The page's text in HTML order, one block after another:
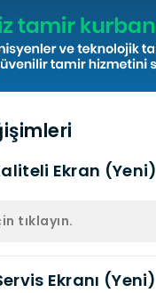
Ekran (Yeni)
tıklayın.
Ekranı (Yeni)